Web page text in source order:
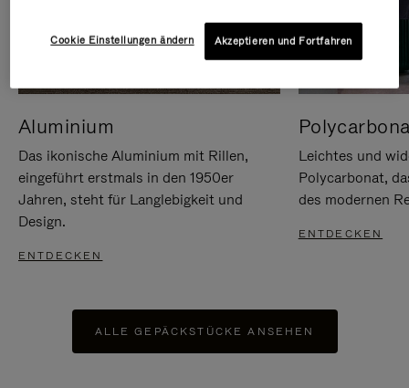
Aluminium
Das ikonische Aluminium mit Rillen,
eingeführt erstmals in den 1950er
Jahren, steht für Langlebigkeit und
Design.
ENTDECKEN
Leichtes und
Polycarbonat,
des modernen
ENTDECKEN
ALLE GEPÄCKSTÜCKE ANSEHEN
Cookie Einstellungen ändern Akzeptieren und Fortfahren